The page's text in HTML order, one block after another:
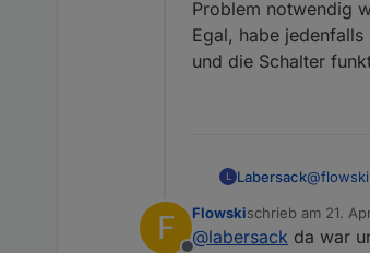
Problem notwendig
Egal, habe
und die Schalter
L Labersack@flowski
Problem
Egal,
F Flowskischrieb am 21.
zuletzt editiert von
@labersack da war